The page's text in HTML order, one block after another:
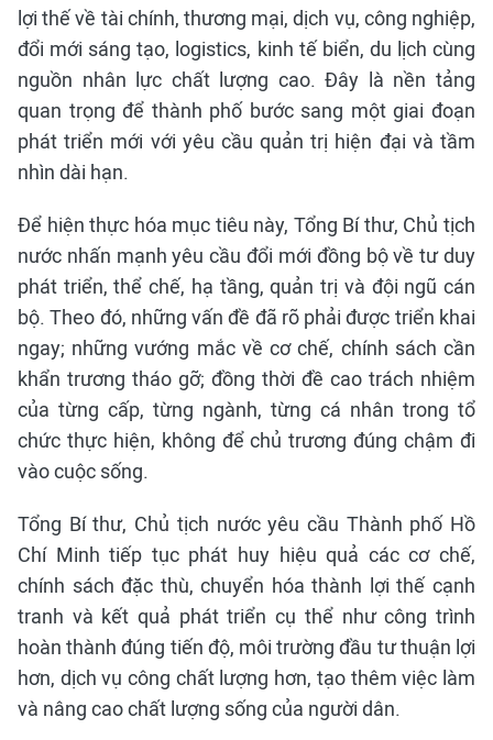
lợi thế về tài chính, thương mại, dịch vụ, công nghiệp,
đổi mới sáng tạo, logistics, kinh tế biển, du lịch cùng
nguồn nhân lực chất lượng cao. Đây là nền tảng
quan trọng để thành phố bước sang một giai đoạn
phát triển mới với yêu cầu quản trị hiện đại và tầm
nhìn dài hạn.
Để hiện thực hóa mục tiêu này, Tổng Bí thư, Chủ tịch
nước nhấn mạnh yêu cầu đổi mới đồng bộ về tư duy
phát triển, thể chế, hạ tầng, quản trị và đội ngũ cán
bộ. Theo đó, những vấn đề đã rõ phải được triển khai
ngay; những vướng mắc về cơ chế, chính sách cần
khẩn trương tháo gỡ; đồng thời đề cao trách nhiệm
của từng cấp, từng ngành, từng cá nhân trong tổ
chức thực hiện, không để chủ trương đúng chậm đi
vào cuộc sống.
Tổng Bí thư, Chủ tịch nước yêu cầu Thành phố Hồ
Chí Minh tiếp tục phát huy hiệu quả các cơ chế,
chính sách đặc thù, chuyển hóa thành lợi thế cạnh
tranh và kết quả phát triển cụ thể như công trình
hoàn thành đúng tiến độ, môi trường đầu tư thuận lợi
hơn, dịch vụ công chất lượng hơn, tạo thêm việc làm
và nâng cao chất lượng sống của người dân.